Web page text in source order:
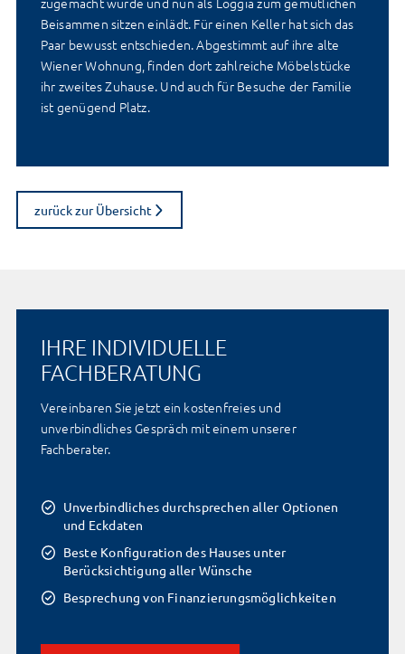
Beisammen sitzen einlädt. Für einen Keller hat sich das
Paar bewusst entschieden. Abgestimmt auf ihre alte
Wiener Wohnung, finden dort zahlreiche Möbelstücke
ihr zweites Zuhause. Und auch für Besuche der Familie
ist genügend Platz.
zurück zur Übersicht
IHRE INDIVIDUELLE
FACHBERATUNG
Vereinbaren Sie jetzt ein kostenfreies und
unverbindliches Gespräch mit einem unserer
Fachberater.
Unverbindliches durchsprechen aller Optionen
und Eckdaten
Beste Konfiguration des Hauses unter
Berücksichtigung aller Wünsche
Besprechung von Finanzierungs­möglichkeiten